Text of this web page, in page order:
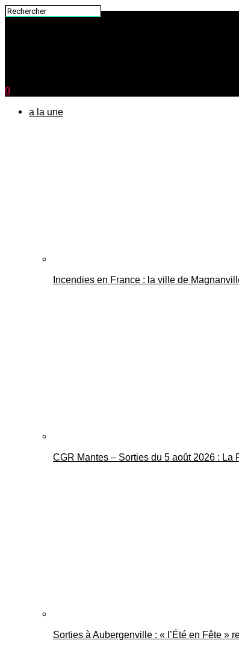
0
a la une
Incendies en France : la ville de
CGR Mantes – Sorties du 5 août 2026 :
Sorties à Aubergenville : « l’Été en Fête »